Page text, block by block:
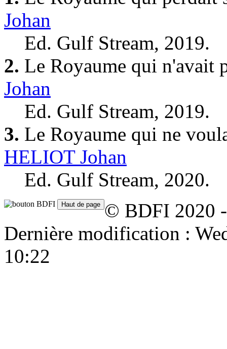
Johan
Ed. Gulf Stream, 2019.
2. Le Royaume qui n'avait
Johan
Ed. Gulf Stream, 2019.
3. Le Royaume qui ne
HELIOT Johan
Ed. Gulf Stream, 2020.
© BDFI 2020
Dernière modification :
10:22